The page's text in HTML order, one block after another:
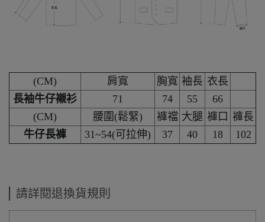
(CM) 肩寬 胸寬 袖長 衣長
長袖牛仔襯衫
71 74 55
66
(CM)
腰圍(鬆緊) 褲襠 大腿 褲口 褲長
牛仔長褲
31~54(可拉伸) 37 40 18 102
請詳閱退換貨規則